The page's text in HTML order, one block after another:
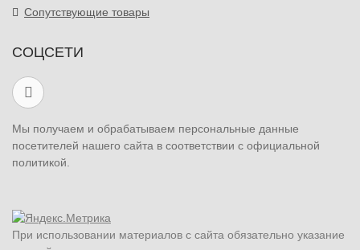
Сопутствующие товары
СОЦСЕТИ
Мы получаем и обрабатываем персональные данные
посетителей нашего сайта в соответствии с официальной
политикой.
При использовании материалов с сайта обязательно указание